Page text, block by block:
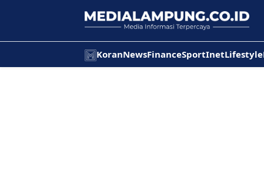
KoranNewsFinanceSportInetLifestyle